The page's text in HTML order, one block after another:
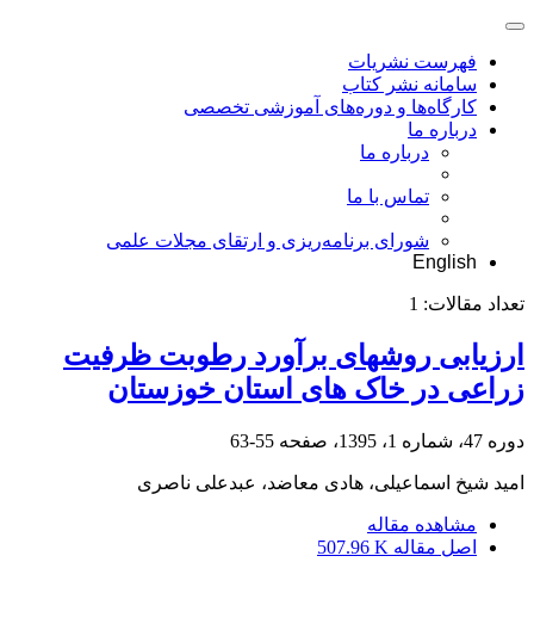
فهرست نشریات
سامانه نشر کتاب
کارگاه‌ها و دوره‌های آموزشی تخصصی
درباره ما
درباره ما
تماس با ما
شورای برنامه‌ریزی و ارتقای مجلات علمی
English
تعداد مقالات: 1
ارزیابی روشهای برآورد رطوبت ظرفیت
زراعی در خاک های استان خوزستان
دوره 47، شماره 1، 1395، صفحه 55-63
امید شیخ اسماعیلی، هادی معاضد، عبدعلی ناصری
مشاهده مقاله
اصل مقاله 507.96 K